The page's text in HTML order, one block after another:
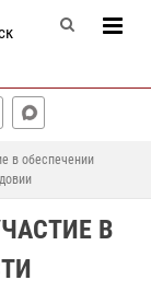
в обеспечении
В